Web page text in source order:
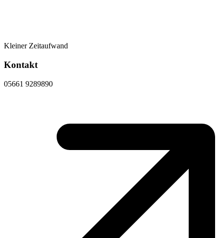
Kleiner Zeitaufwand
Kontakt
05661 9289890